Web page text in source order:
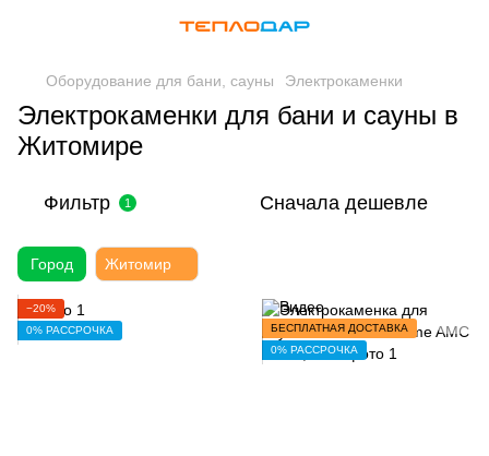
Оборудование для бани, сауны Электрокаменки
Электрокаменки для бани и сауны в
Житомире
Фильтр 1 Сначала дешевле
Город Житомир
−20%
0% РАССРОЧКА
БЕСПЛАТНАЯ ДОСТАВКА
0% РАССРОЧКА